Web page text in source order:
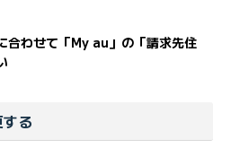
合わせて「My au」の「請求先住
る